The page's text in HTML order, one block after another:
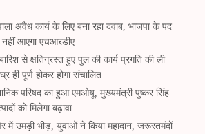
अवैध कार्य के लिए बना रहा दवाब, भाजपा के पद
नहीं आएगा एचआरडीए
से क्षतिग्रस्त हुए पुल की कार्य प्रगति की ली
ही पूर्ण होकर होगा संचालित
परिषद का हुआ एमओयू, मुख्यमंत्री पुष्कर सिंह
को मिलेगा बढ़ावा
में उमड़ी भीड़, युवाओं ने किया महादान, जरूरतमंदों